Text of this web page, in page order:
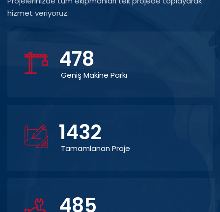
hizmet veriyoruz.
478
Geniş Makine Parkı
1432
Tamamlanan Proje
485